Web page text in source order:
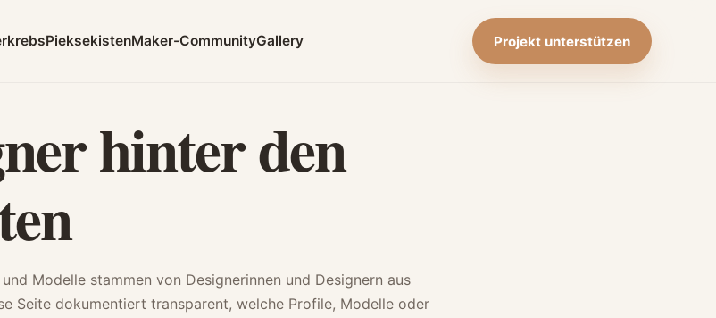
PieksekistenMaker-CommunityGallery Projekt unterstützen
hinter den
Modelle stammen von Designerinnen und Designern aus
Seite dokumentiert transparent, welche Profile, Modelle oder